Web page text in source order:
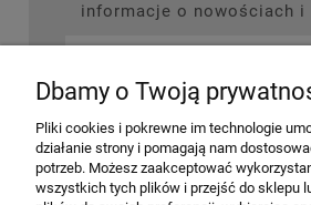
informacje o nowościach i
ZAPISZ SIĘ
Dbamy o Twoją
Pliki cookies i pokrewne im technologie
działanie strony i pomagają nam
potrzeb. Możesz zaakceptować
wszystkich tych plików i przejść do sklepu